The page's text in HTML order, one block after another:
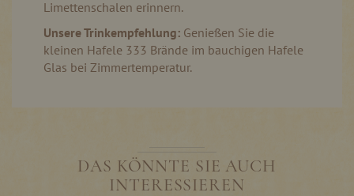
Limettenschalen erinnern.
Unsere Trinkempfehlung: Genießen Sie die
kleinen Hafele 333 Brände im bauchigen Hafele
Glas bei Zimmertemperatur.
DAS KÖNNTE SIE AUCH
INTERESSIEREN